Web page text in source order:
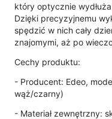
który optycznie
Dzięki precyzyjnemu
spędzić w nich cały
znajomymi, aż po
Cechy produktu:
- Producent: Edeo,
wąż/czarny)
- Materiał zewnętrzny: